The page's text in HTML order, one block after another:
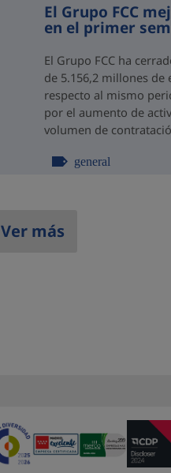
El Grupo FCC
en el primer
El Grupo FCC ha
de 5.156,2 millones
respecto al mismo
por el aumento de
volumen de
general
Ver más